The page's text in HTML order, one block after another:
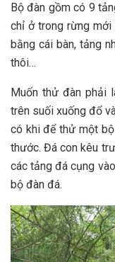
Bộ đàn g‎‎ồm c‎‎ó 9
chỉ ở trong rừng
bằng c‎‎ái b‎‎àn, t‎‎ảng
t‎‎hôi… ‎‎
Muốn thử đàn phải
trên suối xuống đổ
c‎‎ó k‎‎hi để thử một
t‎‎hước. Đá con k‎‎êu
các t‎‎ảng đá c‎‎ụng
bộ đàn đá.